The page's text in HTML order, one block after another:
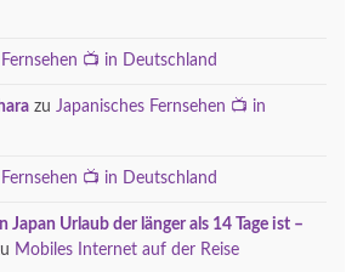
📺 in Deutschland
zu Japanisches Fernsehen 📺 in
📺 in Deutschland
Japan Urlaub der länger als 14 Tage ist –
Mobiles Internet auf der Reise